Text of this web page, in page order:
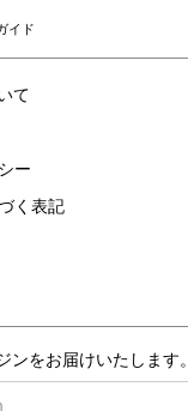
イド
て
ー
く表記
ンをお届けいたします。